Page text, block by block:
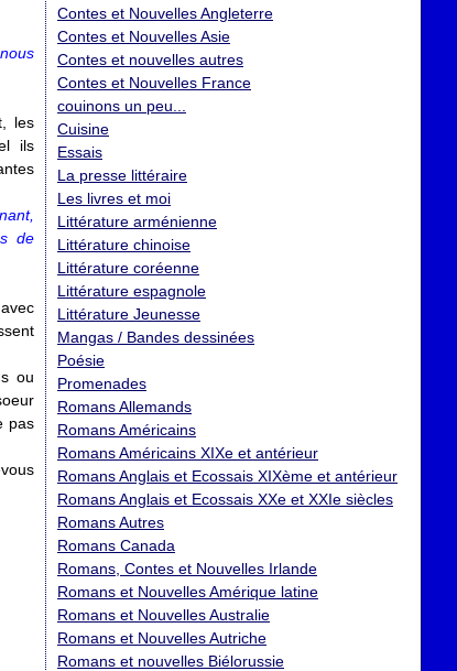
les
ils
de
ou
pas
Contes et Nouvelles Angleterre
Contes et Nouvelles Asie
Contes et nouvelles autres
Contes et Nouvelles France
couinons un peu...
Cuisine
Essais
La presse littéraire
Les livres et moi
Littérature arménienne
Littérature chinoise
Littérature coréenne
Littérature espagnole
Littérature Jeunesse
Mangas / Bandes dessinées
Poésie
Promenades
Romans Allemands
Romans Américains
Romans Américains XIXe et antérieur
Romans Anglais et Ecossais XIXème et antérieur
Romans Anglais et Ecossais XXe et XXIe siècles
Romans Autres
Romans Canada
Romans, Contes et Nouvelles Irlande
Romans et Nouvelles Amérique latine
Romans et Nouvelles Australie
Romans et Nouvelles Autriche
Romans et nouvelles Biélorussie